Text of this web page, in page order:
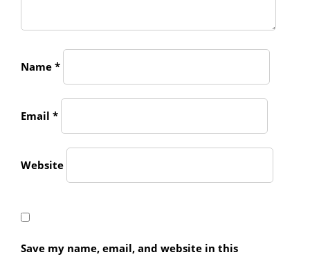
Name *
Email *
Website
Save my name, email, and website in this